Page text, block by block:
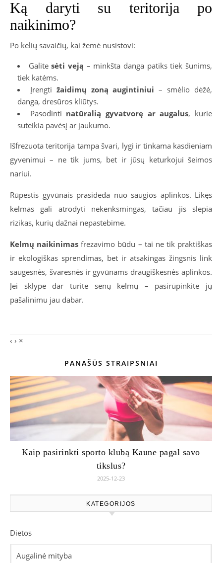
Ką daryti su teritorija po
naikinimo?
Po kelių savaičių, kai žemė nusistovi:
Galitesėti veją – minkšta danga patiks tiek šunims,
tiek katėms.
Įrengti žaidimų zoną augintiniui – smėlio dėžė,
danga, dresūros kliūtys.
Pasodinti natūralią gyvatvorę ar augalus, kurie
suteikia pavėsį ar jaukumo.
Išfrezuota teritorija tampa švari, lygi ir tinkama kasdieniam
gyvenimui – ne tik jums, bet ir jūsų keturkojui šeimos
nariui.
Rūpestis gyvūnais prasideda nuo saugios aplinkos. Likęs
kelmas gali atrodyti nekenksmingas, tačiau jis slepia
rizikas, kurių dažnai nepastebime.
Kelmų naikinimas frezavimo būdu – tai ne tik praktiškas
ir ekologiškas sprendimas, bet ir atsakingas žingsnis link
saugesnės, švaresnės ir gyvūnams draugiškesnės aplinkos.
Jei sklype dar turite senų kelmų – pasirūpinkite jų
pašalinimu jau dabar.
‹ › ×
PANAŠŪS STRAIPSNIAI
Kaip pasirinkti sporto klubą Kaune pagal savo
tikslus?
2025-12-23
KATEGORIJOS
Dietos
Augalinė mityba